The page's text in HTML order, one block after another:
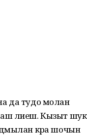
да тудо молан
лиеш. Кызыт
кӧра шочын